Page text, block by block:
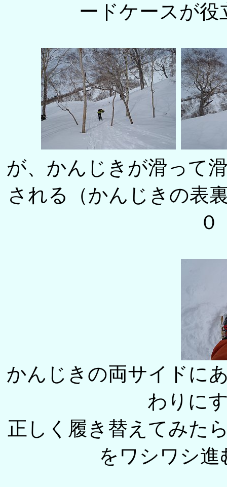
ードケースが役
が、かんじきが滑って
される（かんじきの表
０
かんじきの両サイドに
わりに
正しく履き替えてみた
をワシワシ進